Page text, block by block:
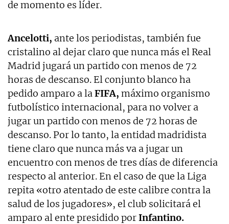
de momento es líder.
Ancelotti, ante los periodistas, también fue
cristalino al dejar claro que nunca más el Real
Madrid jugará un partido con menos de 72
horas de descanso. El conjunto blanco ha
pedido amparo a laFIFA, máximo organismo
futbolístico internacional, para no volver a
jugar un partido con menos de 72 horas de
descanso. Por lo tanto, la entidad madridista
tiene claro que nunca más va a jugar un
encuentro con menos de tres días de diferencia
respecto al anterior. En el caso de que la Liga
repita «otro atentado de este calibre contra la
salud de los jugadores», el club solicitará el
amparo al ente presidido porInfantino.